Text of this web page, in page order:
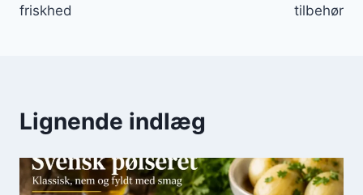
friskhed
tilbehør
Lignende indlæg